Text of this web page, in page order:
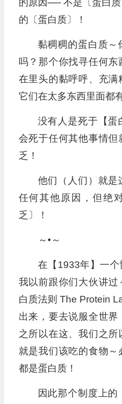
的〔蛋白质〕！
黏稠稠的蛋白质～
吗？那个你找寻任何东
在里头的黏呼呼、充满
它们在太多东西里面都
没有人是死于【蛋
会死于任何其他事情但
乏！
他们（人们）就是
任何其他原因，但绝
乏〕！
～•～
在【1933年】一
我以前跟你们大伙讲过
白质法则 The Protein
出来，要去说服全世界
之所以在这、我们之
就是我们该吃的食物
都是蛋白质！
因此那个制度上